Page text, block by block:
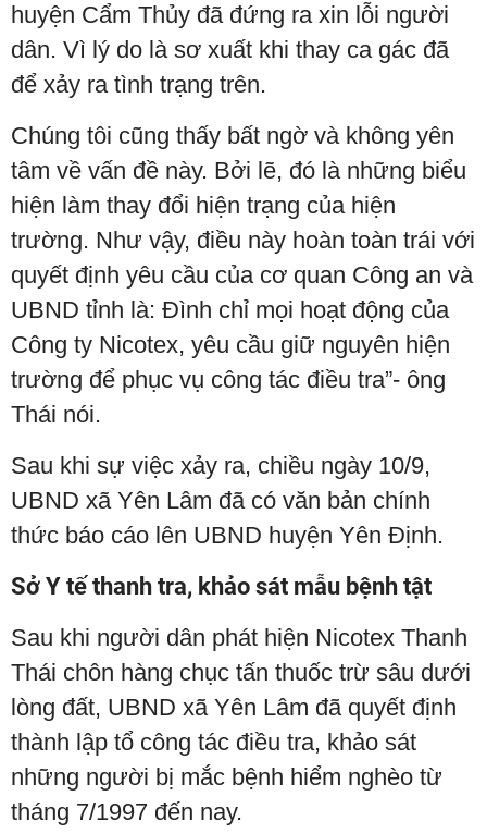
huyện Cẩm Thủy đã đứng ra xin lỗi người
dân. Vì lý do là sơ xuất khi thay ca gác đã
để xảy ra tình trạng trên.
Chúng tôi cũng thấy bất ngờ và không yên
tâm về vấn đề này. Bởi lẽ, đó là những biểu
hiện làm thay đổi hiện trạng của hiện
trường. Như vậy, điều này hoàn toàn trái với
quyết định yêu cầu của cơ quan Công an và
UBND tỉnh là: Đình chỉ mọi hoạt động của
Công ty Nicotex, yêu cầu giữ nguyên hiện
trường để phục vụ công tác điều tra”- ông
Thái nói.
Sau khi sự việc xảy ra, chiều ngày 10/9,
UBND xã Yên Lâm đã có văn bản chính
thức báo cáo lên UBND huyện Yên Định.
Sở Y tế thanh tra, khảo sát mẫu bệnh tật
Sau khi người dân phát hiện Nicotex Thanh
Thái chôn hàng chục tấn thuốc trừ sâu dưới
lòng đất, UBND xã Yên Lâm đã quyết định
thành lập tổ công tác điều tra, khảo sát
những người bị mắc bệnh hiểm nghèo từ
tháng 7/1997 đến nay.